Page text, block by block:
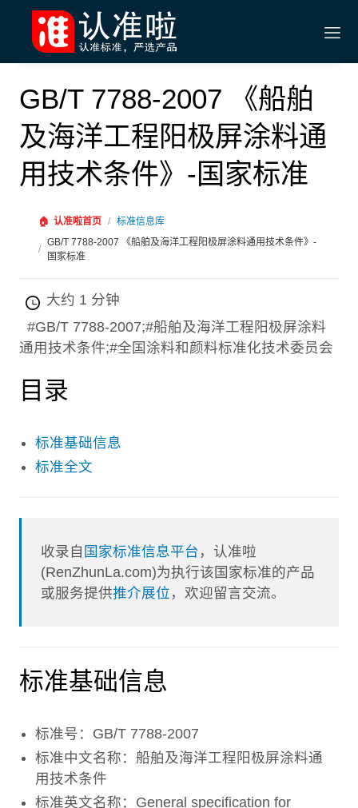
GB/T 7788-2007 《船舶
及海洋工程阳极屏涂料通
用技术条件》-国家标准
🏠 认准啦首页 / 标准信息库
/
GB/T 7788-2007 《船舶及海洋工程阳极屏涂料通用技术条件》-
国家标准
大约 1 分钟
#GB/T 7788-2007;#船舶及海洋工程阳极屏涂料
通用技术条件;#全国涂料和颜料标准化技术委员会
目录
标准基础信息
标准全文
收录自 国家标准信息平台 ，认准啦
(RenZhunLa.com)为执行该国家标准的产品
或服务提供推介展位 ，欢迎留言交流。
标准基础信息
标准号：GB/T 7788-2007
标准中文名称：船舶及海洋工程阳极屏涂料通
用技术条件
标准英文名称：General specification for